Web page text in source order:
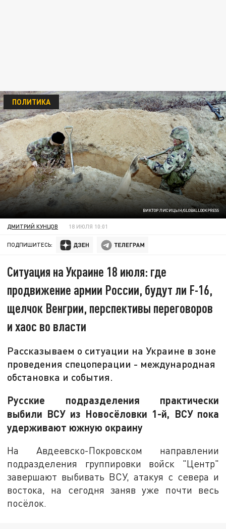
ВИКТОР ЛИСИЦЫН/GLOBALLOOKPRESS
ПОЛИТИКА
ДМИТРИЙ КУНЦОВ 18 ИЮЛЯ 10:01
ПОДПИШИТЕСЬ:
Ситуация на Украине 18 июля: где
продвижение армии России, будут ли F-16,
щелчок Венгрии, перспективы переговоров
и хаос во власти
Рассказываем о ситуации на Украине в зоне
проведения спецоперации - международная
обстановка и события.
Русские подразделения практически
выбили ВСУ из Новосёловки 1-й, ВСУ пока
удерживают южную окраину
На Авдеевско-Покровском направлении
подразделения группировки войск "Центр"
завершают выбивать ВСУ, атакуя с севера и
востока, на сегодня заняв уже почти весь
посёлок.